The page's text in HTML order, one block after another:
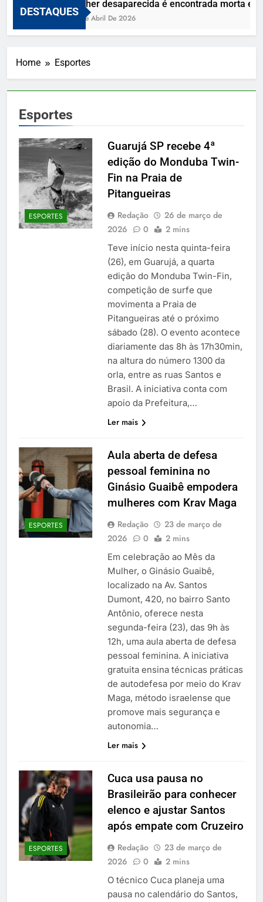
DESTAQUES
Mulher desaparecida é encontrada morta e
10 De Abril De 2026
Home Esportes
Esportes
ESPORTES
Guarujá SP recebe 4ª
edição do Monduba Twin-
Fin na Praia de
Pitangueiras
Redação
26 de março de
2026
0 2 mins
Teve início nesta quinta-feira
(26), em Guarujá, a quarta
edição do Monduba Twin-Fin,
competição de surfe que
movimenta a Praia de
Pitangueiras até o próximo
sábado (28). O evento acontece
diariamente das 8h às 17h30min,
na altura do número 1300 da
orla, entre as ruas Santos e
Brasil. A iniciativa conta com
apoio da Prefeitura,…
Ler mais
ESPORTES
Aula aberta de defesa
pessoal feminina no
Ginásio Guaibê empodera
mulheres com Krav Maga
Redação
23 de março de
2026
0 2 mins
Em celebração ao Mês da
Mulher, o Ginásio Guaibê,
localizado na Av. Santos
Dumont, 420, no bairro Santo
Antônio, oferece nesta
segunda-feira (23), das 9h às
12h, uma aula aberta de defesa
pessoal feminina. A iniciativa
gratuita ensina técnicas práticas
de autodefesa por meio do Krav
Maga, método israelense que
promove mais segurança e
autonomia…
Ler mais
ESPORTES
Cuca usa pausa no
Brasileirão para conhecer
elenco e ajustar Santos
após empate com Cruzeiro
Redação
23 de março de
2026
0 2 mins
O técnico Cuca planeja uma
pausa no calendário do Santos,